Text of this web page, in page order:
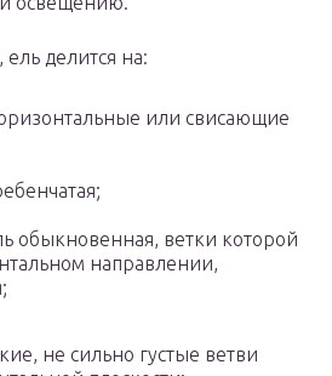
делится на:
или свисающие
обыкновенная, ветки которой
направлении,
не сильно густые ветви